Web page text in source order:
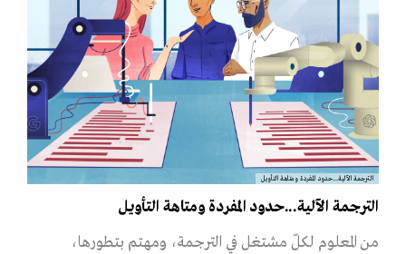
الترجمة الآلية...حدود المفردة ومتاهة التأويل
الترجمة الآلية...حدود المفردة ومتاهة التأويل
من المعلوم لكلّ مشتغل في الترجمة، ومهتم بتطورها،